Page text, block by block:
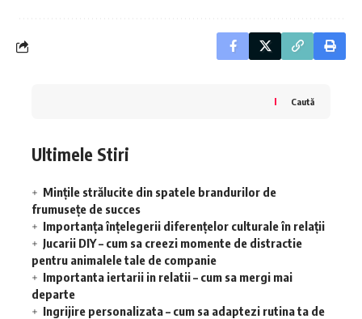
Caută
Ultimele Stiri
Mințile strălucite din spatele brandurilor de
frumusețe de succes
Importanța înțelegerii diferențelor culturale în relații
Jucarii DIY – cum sa creezi momente de distractie
pentru animalele tale de companie
Importanta iertarii in relatii – cum sa mergi mai
departe
Ingrijire personalizata – cum sa adaptezi rutina ta de